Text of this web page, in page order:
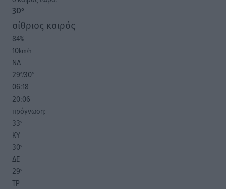
30°
αίθριος καιρός
84%
10km/h
ΝΔ
29°/30°
06:18
20:06
πρόγνωση:
33°
ΚΥ
30°
ΔΕ
29°
ΤΡ